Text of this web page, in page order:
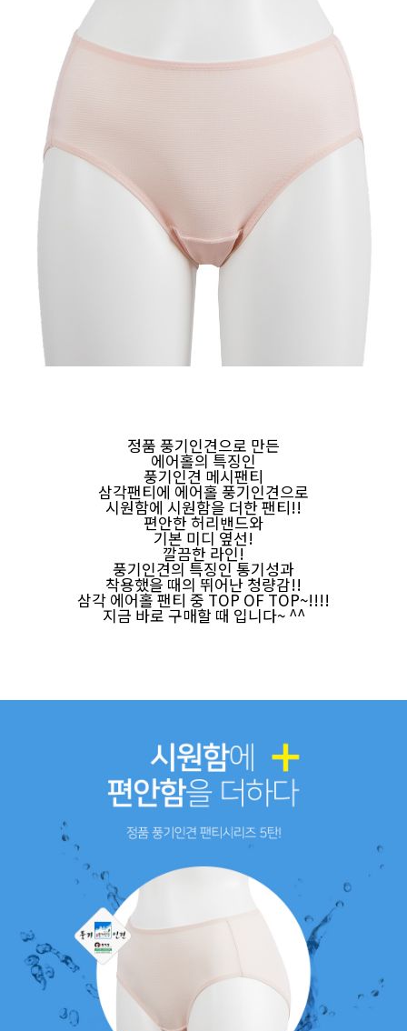
정품 풍기인견으로 만든
에어홀의 특징인
풍기인견 메시팬티
삼각팬티에 에어홀 풍기인견으로
시원함에 시원함을 더한 팬티!!
편안한 허리밴드와
기본 미디 옆선!
깔끔한 라인!
풍기인견의 특징인 통기성과
착용했을 때의 뛰어난 청량감!!
삼각 에어홀 팬티 중 TOP OF TOP~!!!!
지금 바로 구매할 때 입니다~ ^^